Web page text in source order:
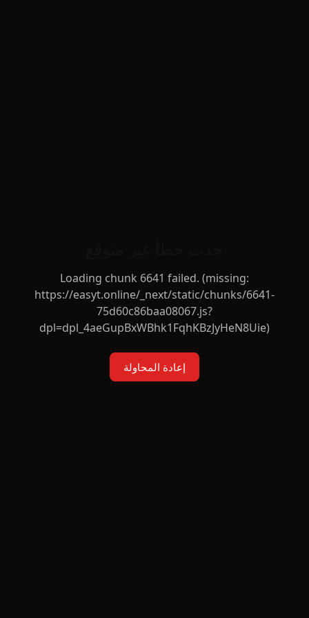
Loading chunk 6641 failed. (missing:
https://easyt.online/_next/static/chunks/6641-
75d60c86baa08067.js?
dpl=dpl_4aeGupBxWBhk1FqhKBzJyHeN8Uie)
إعادة المحاولة